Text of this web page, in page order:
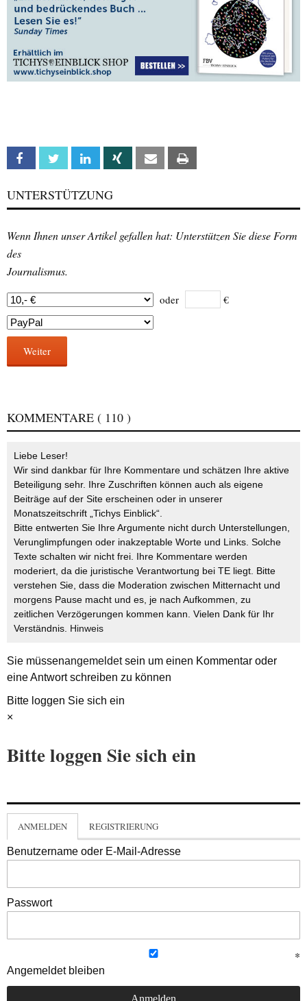
Facebook Twitter Linkedin Xing Email
UNTERSTÜTZUNG
Wenn Ihnen unser Artikel gefallen hat: Unterstützen Sie diese Form
des
Journalismus.
oder €
Weiter
KOMMENTARE ( 110 )
Liebe Leser!
Wir sind dankbar für Ihre Kommentare und schätzen Ihre aktive
Beteiligung sehr. Ihre Zuschriften können auch als eigene
Beiträge auf der Site erscheinen oder in unserer
Monatszeitschrift „Tichys Einblick“.
Bitte entwerten Sie Ihre Argumente nicht durch Unterstellungen,
Verunglimpfungen oder inakzeptable Worte und Links. Solche
Texte schalten wir nicht frei. Ihre Kommentare werden
moderiert, da die juristische Verantwortung bei TE liegt. Bitte
verstehen Sie, dass die Moderation zwischen Mitternacht und
morgens Pause macht und es, je nach Aufkommen, zu
zeitlichen Verzögerungen kommen kann. Vielen Dank für Ihr
Verständnis. Hinweis
Sie müssenangemeldetsein um einen Kommentar oder
eine Antwort schreiben zu können
Bitte loggen Sie sich ein
×
Bitte loggen Sie sich ein
ANMELDEN REGISTRIERUNG
Benutzername oder E-Mail-Adresse
Passwort
Angemeldet bleiben